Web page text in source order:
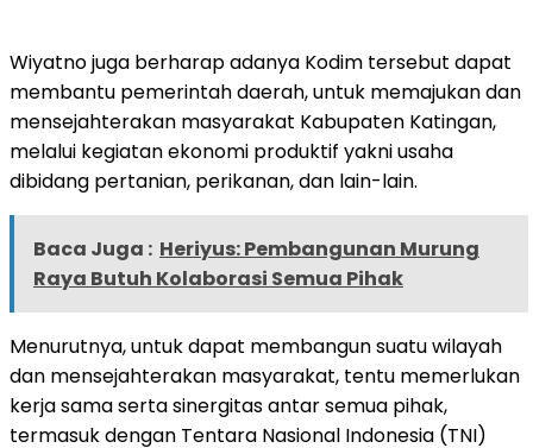
Wiyatno juga berharap adanya Kodim tersebut dapat
membantu pemerintah daerah, untuk memajukan dan
mensejahterakan masyarakat Kabupaten Katingan,
melalui kegiatan ekonomi produktif yakni usaha
dibidang pertanian, perikanan, dan lain-lain.
Baca Juga : Heriyus: Pembangunan Murung
Raya Butuh Kolaborasi Semua Pihak
Menurutnya, untuk dapat membangun suatu wilayah
dan mensejahterakan masyarakat, tentu memerlukan
kerja sama serta sinergitas antar semua pihak,
termasuk dengan Tentara Nasional Indonesia (TNI)